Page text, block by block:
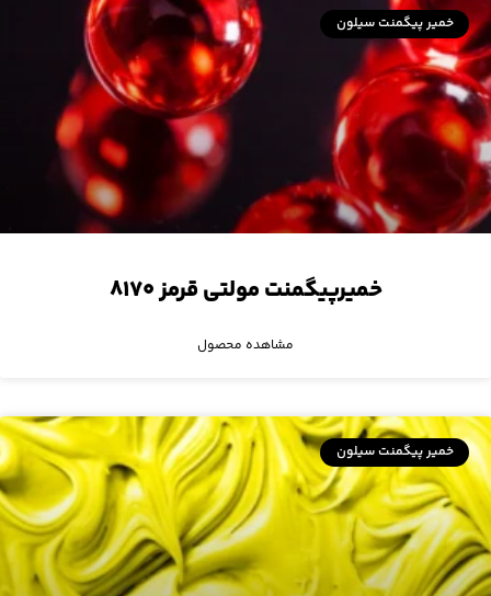
خمیر پیگمنت سیلون
خمیرپیگمنت مولتی قرمز ۸۱۷۰
مشاهده محصول
خمیر پیگمنت سیلون